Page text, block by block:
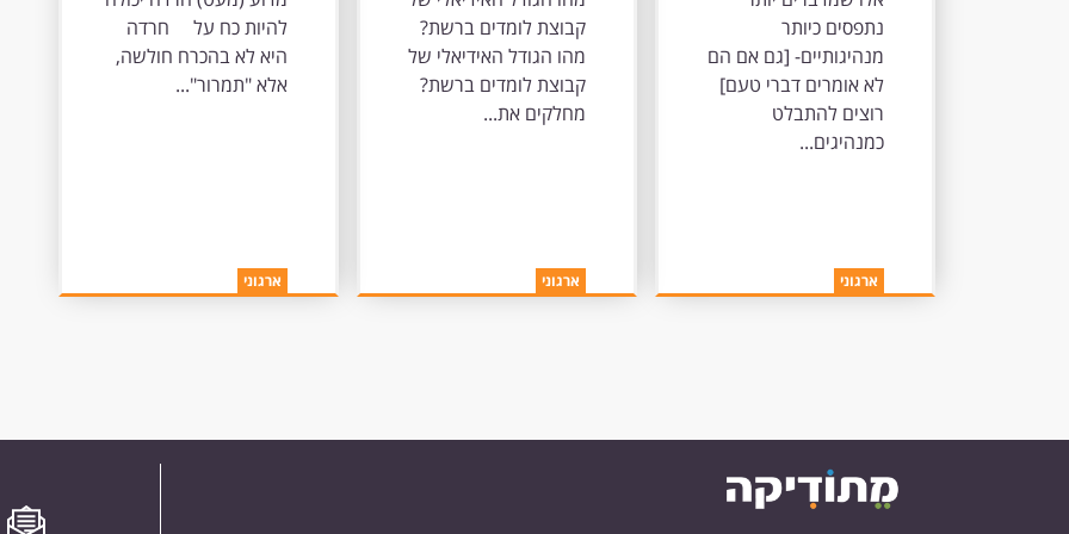
מנהיגותיים- גם
אם הם לא
אומרים דברי
טעם
נתפסים כיותר
מנהיגותיים- [גם אם הם
לא אומרים דברי טעם]
רוצים להתבלט
כמנהיגים...
ארגוני
ברשת?
קבוצת לומדים ברשת?
מהו הגודל האידיאלי של
קבוצת לומדים ברשת?
מחלקים את...
ארגוני
להיות כח על חרדה
היא לא בהכרח חולשה,
אלא "תמרור"...
ארגוני